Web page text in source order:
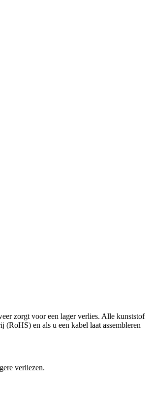
zorgt voor een lager verlies. Alle kunststof
en als u een kabel laat assembleren
verliezen.